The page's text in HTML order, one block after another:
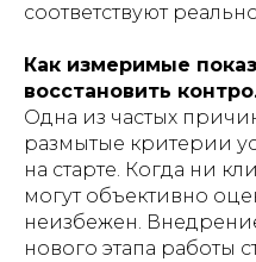
соответствуют
Как измеримые
восстановить
Одна из частых
размытые критерии
на старте. Когда ни
могут объективно
неизбежен.
нового этапа работы